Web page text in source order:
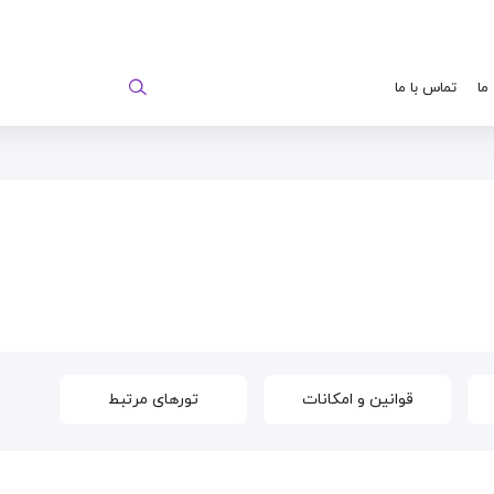
ما تماس با ما
قوانین و امکانات تورهای مرتبط